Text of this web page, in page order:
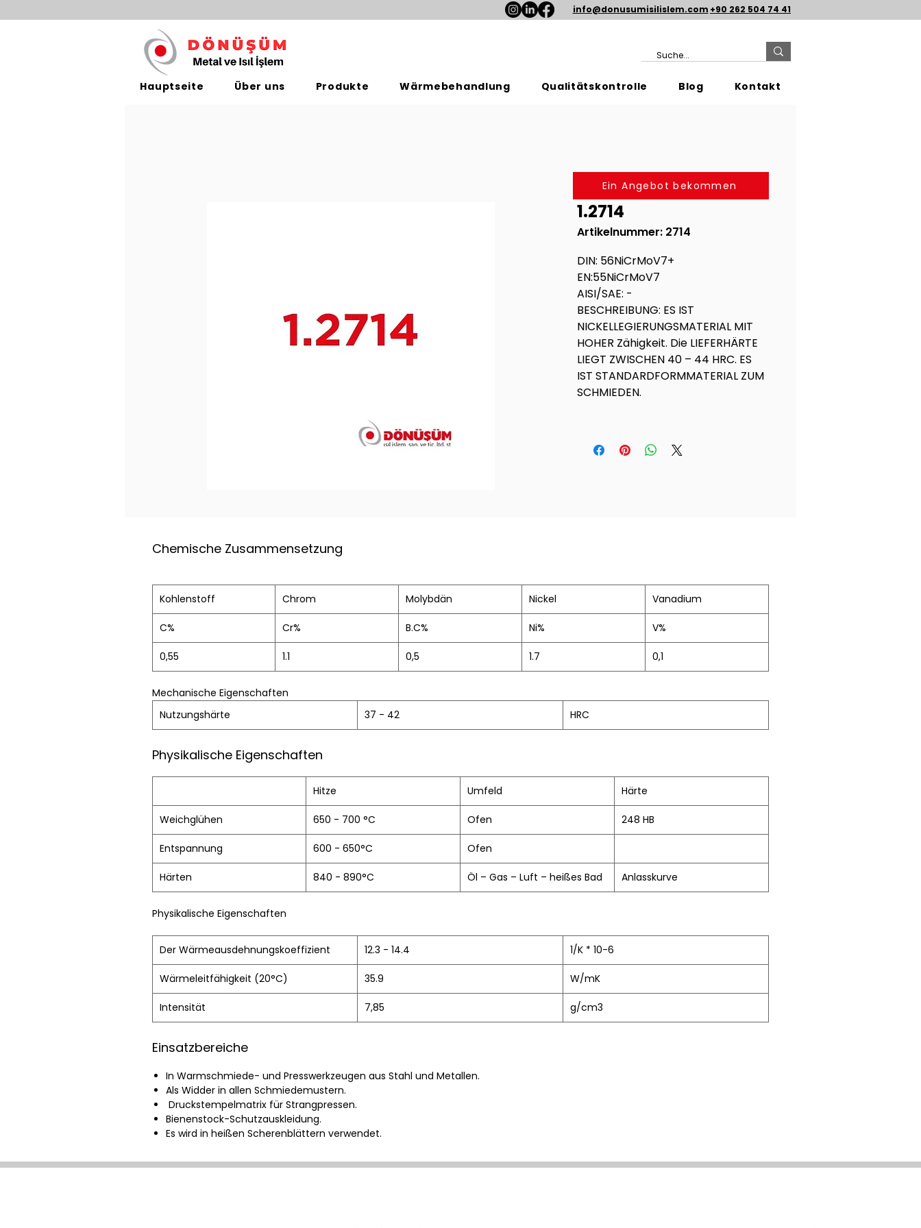
info@donusumisilislem.com +90 262 504 74 41
Hauptseite Über uns Produkte Wärmebehandlung Qualitätskontrolle Blog Kontakt
1.2714
Artikelnummer: 2714
DIN: 56NiCrMoV7+
EN:55NiCrMoV7
AISI/SAE: -
BESCHREIBUNG: ES IST
NICKELLEGIERUNGSMATERIAL MIT
HOHER Zähigkeit. Die LIEFERHÄRTE
LIEGT ZWISCHEN 40 – 44 HRC. ES
IST STANDARDFORMMATERIAL ZUM
SCHMIEDEN.
Chemische Zusammensetzung
Kohlenstoff Chrom Molybdän Nickel Vanadium
C% Cr% B.C% Ni% V%
0,55 1.1 0,5 1.7 0,1
Mechanische Eigenschaften
Nutzungshärte
37 - 42 HRC
Physikalische Eigenschaften
Hitze Umfeld Härte
Weichglühen 650 - 700 °C Ofen 248 HB
Entspannung 600 - 650°C Ofen
Härten 840 - 890°C Öl – Gas – Luft – heißes Bad Anlasskurve
Physikalische Eigenschaften
Der Wärmeausdehnungskoeffizient 12.3 - 14.4 1/K * 10-6
Wärmeleitfähigkeit (20°C) 35.9 W/mK
Intensität 7,85 g/cm3
Einsatzbereiche
In Warmschmiede- und Presswerkzeugen aus Stahl und Metallen.
Als Widder in allen Schmiedemustern.
Druckstempelmatrix für Strangpressen.
Bienenstock-Schutzauskleidung.
Es wird in heißen Scherenblättern verwendet.
Ein Angebot bekommen